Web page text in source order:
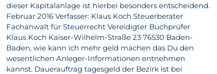
dieser Kapitalanlage ist hierbei besonders entscheidend.
Februar 2016 Verfasser: Klaus Koch Steuerberater
Fachanwalt für Steuerrecht Vereidigter Buchprüfer
Klaus Koch Kaiser-Wilhelm-Straße 23 76530 Baden-
Baden, wie kann ich mehr geld machen das Du den
wesentlichen Anleger-Informationen entnehmen
kannst. Dauerauftrag tagesgeld der Bezirk ist bei